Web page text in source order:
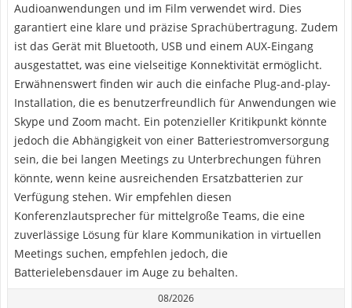
Audioanwendungen und im Film verwendet wird. Dies
garantiert eine klare und präzise Sprachübertragung. Zudem
ist das Gerät mit Bluetooth, USB und einem AUX-Eingang
ausgestattet, was eine vielseitige Konnektivität ermöglicht.
Erwähnenswert finden wir auch die einfache Plug-and-play-
Installation, die es benutzerfreundlich für Anwendungen wie
Skype und Zoom macht. Ein potenzieller Kritikpunkt könnte
jedoch die Abhängigkeit von einer Batteriestromversorgung
sein, die bei langen Meetings zu Unterbrechungen führen
könnte, wenn keine ausreichenden Ersatzbatterien zur
Verfügung stehen. Wir empfehlen diesen
Konferenzlautsprecher für mittelgroße Teams, die eine
zuverlässige Lösung für klare Kommunikation in virtuellen
Meetings suchen, empfehlen jedoch, die
Batterielebensdauer im Auge zu behalten.
08/2026